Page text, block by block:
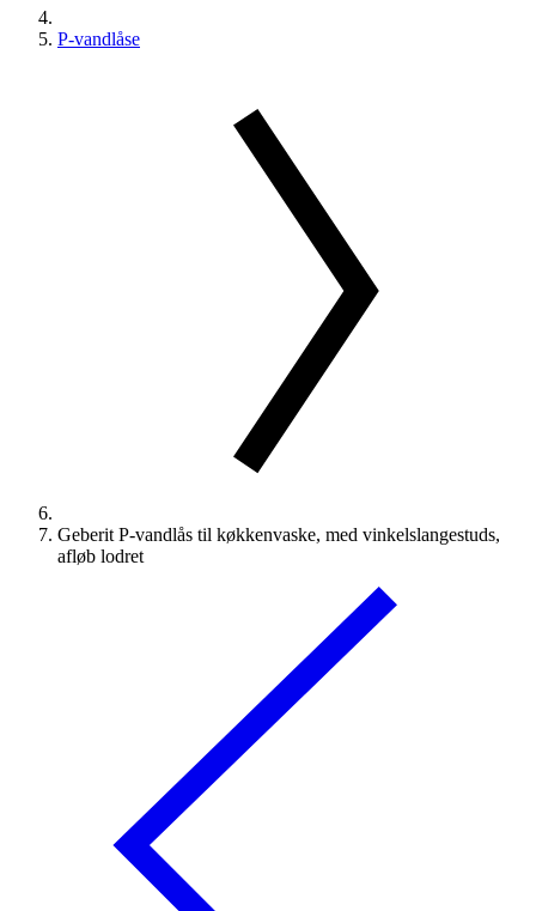
P-vandlåse
Geberit P-vandlås til køkkenvaske, med vinkelslangestuds,
afløb lodret